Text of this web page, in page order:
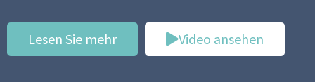
Lesen Sie mehr Video ansehen